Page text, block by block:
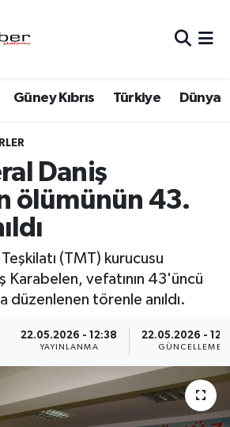
Güney Kıbrıs Türkiye Dünya
Daniş
ölümünün 43.
(TMT) kurucusu
Karabelen, vefatının 43'üncü
düzenlenen törenle anıldı.
22.05.2026 - 12:38
YAYINLANMA
22.05.2026 -
GÜNCELLEME
Durumu ve Fikstür